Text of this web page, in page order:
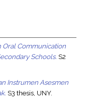
Oral Communication
Schools. S2
Instrumen Asesmen
S3 thesis, UNY.